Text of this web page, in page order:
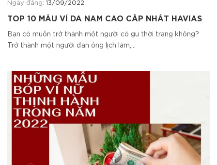
Ngày đăng: 13/09/2022
TOP 10 MẪU VÍ DA NAM CAO CẤP NHẤT HAVIAS
Bạn có muốn trở thành một người có gu thời trang không?
Trở thành một người đàn ông lịch lãm,...